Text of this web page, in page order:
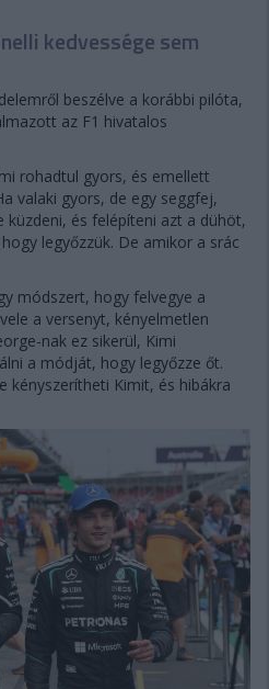
kedvessége sem
beszélve a korábbi pilóta,
az F1 hivatalos
rohadtul gyors, és emellett
valaki gyors, de egy seggfej,
küzdeni, és felépíteni azt a dühöt,
legyőzzük. De amikor a srác
módszert, hogy felvegye a
a versenyt, kényelmetlen
nak ez sikerül, Kimi
a módját, hogy legyőzze őt.
kényszerítheti Kimit, és hibákra